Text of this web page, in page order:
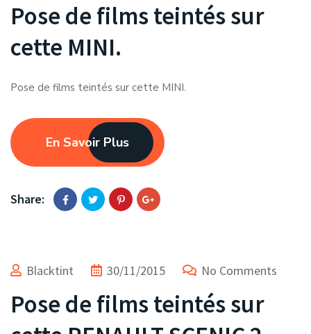
Pose de films teintés sur
cette MINI.
Pose de films teintés sur cette MINI.
En Savoir Plus
Share:
Blacktint 30/11/2015 No Comments
Pose de films teintés sur